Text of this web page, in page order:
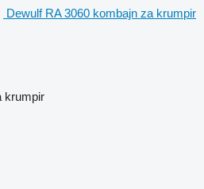
Dewulf RA 3060 kombajn za krumpir
krumpir